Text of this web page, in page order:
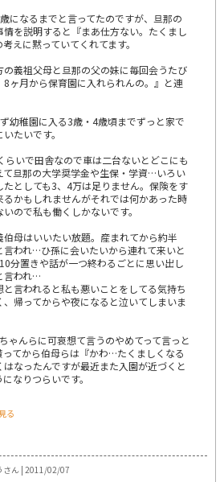
になるまでと言ってたのですが、旦那の
を説明すると『まあ仕方ない。たくまし
えに黙っていてくれてます。
の義祖父母と旦那の父の妹に毎回会うたび
8ヶ月から保育園に入れられんの。』と連
幼稚園に入る3歳・4歳頃までずっと家で
たいです。
らいで田舎なので車は二台ないとどこにも
て旦那の大学奨学金や生保・学資…いろい
たとしても3、4万は足りません。保険をす
かもしれませんがそれでは何かあった時
ので私も働くしかないです。
母はいいたい放題。産まれてから約半
言われ…ひ孫に会いたいから連れて来いと
分置きや話が一つ終わるごとに思い出し
言われ…
言われると私も悪いことをしてる気持ち
帰ってからや夜になると泣いてしまいま
ゃんらに可哀想て言うのやめてって言っと
ってから伯母らは『かわ…たくましくなる
なったんですが最近また入園が近づくと
なりつらいです。
る
さん | 2011/02/07